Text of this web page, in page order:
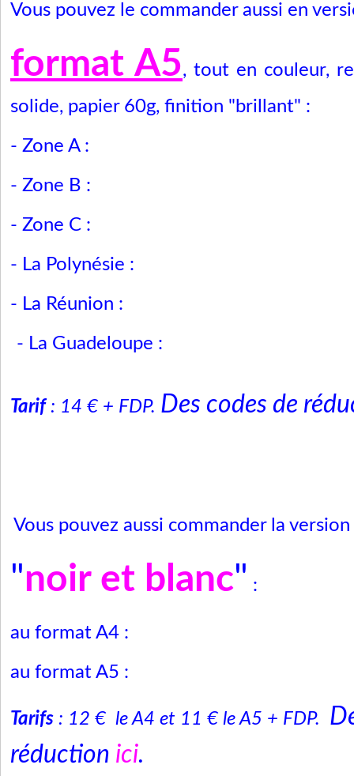
Vous pouvez le commander aussi en
format A5, tout en couleur,
solide, papier 60g, finition "brillant" :
- Zone A :
- Zone B :
- Zone C :
- La Polynésie :
- La Réunion :
- La Guadeloupe :
Tarif: 14 € + FDP. Des codes de
Vous pouvez aussi commander la version
"noir et blanc" :
au format A4 :
au format A5 :
Tarifs : 12 € le A4 et 11 € le A5 + FDP.
réduction ici.